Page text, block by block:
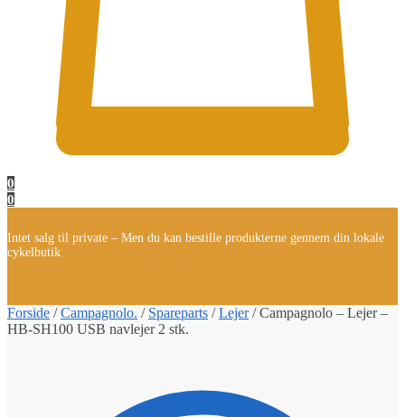
0
0
Intet salg til private – Men du kan bestille produkterne gennem din lokale
cykelbutik
Forside /Campagnolo. / Spareparts /Lejer/Campagnolo – Lejer –
HB-SH100 USB navlejer 2 stk.